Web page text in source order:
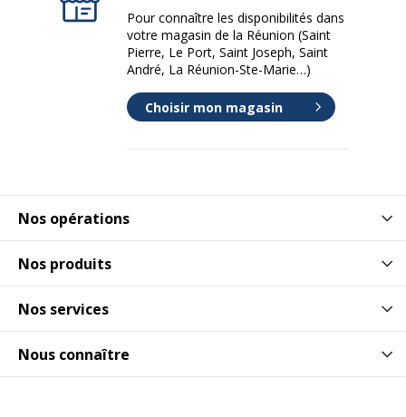
Nos opérations
Nos produits
Nos services
Nous connaître
Pour connaître les disponibilités dans
votre magasin de la Réunion (Saint
Pierre, Le Port, Saint Joseph, Saint
André, La Réunion-Ste-Marie…)
Choisir mon magasin